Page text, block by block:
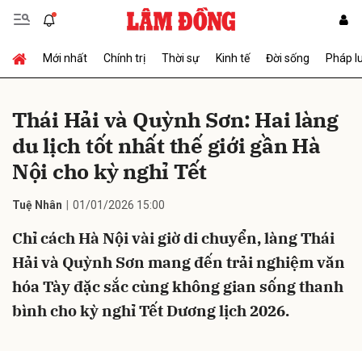
Mới nhất Chính trị Thời sự Kinh tế Đời sống Pháp
Thái Hải và Quỳnh Sơn: Hai làng
du lịch tốt nhất thế giới gần Hà
Nội cho kỳ nghỉ Tết
Tuệ Nhân 01/01/2026 15:00
Chỉ cách Hà Nội vài giờ di chuyển, làng Thái
Hải và Quỳnh Sơn mang đến trải nghiệm văn
hóa Tày đặc sắc cùng không gian sống thanh
bình cho kỳ nghỉ Tết Dương lịch 2026.
Gửi bình luận
Hủy Gửi